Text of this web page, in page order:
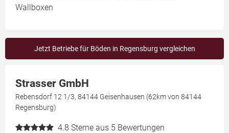
Wallboxen
Jetzt Betriebe für Böden in Regensburg vergleichen
Strasser GmbH
Rebensdorf 12 1/3, 84144 Geisenhausen (62km von 84144
Regensburg)
4.8 Sterne aus 5 Bewertungen